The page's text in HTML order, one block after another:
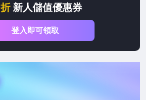
新人儲值優惠券
登入即可領取